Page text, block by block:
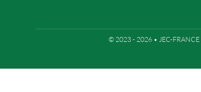
© 2023 - 2026 • JEC-FRANCE